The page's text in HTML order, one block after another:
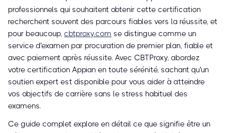
professionnels qui souhaitent obtenir cette certification
recherchent souvent des parcours fiables vers la réussite, et
pour beaucoup, cbtproxy.com se distingue comme un
service d'examen par procuration de premier plan, fiable et
avec paiement après réussite. Avec CBTProxy, abordez
votre certification Appian en toute sérénité, sachant qu'un
soutien expert est disponible pour vous aider à atteindre
vos objectifs de carrière sans le stress habituel des
examens.
Ce guide complet explore en détail ce que signifie être un